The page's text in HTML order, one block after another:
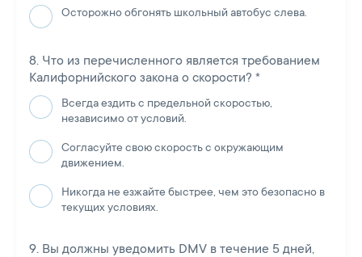
Осторожно обгонять школьный автобус слева.
Что из перечисленного является требованием
Калифорнийского закона о скорости? *
Всегда ездить с предельной скоростью,
независимо от условий.
Согласуйте свою скорость с окружающим
движением.
Никогда не езжайте быстрее, чем это безопасно в
текущих условиях.
Вы должны уведомить DMV в течение 5 дней,